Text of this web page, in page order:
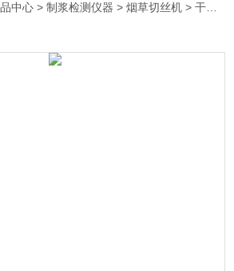
中心 >制浆检测仪器 >烟草切丝机 > 干烟叶切丝机